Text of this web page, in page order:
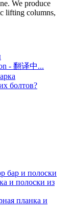
We produce
lifting columns,
- 翻译中...
болтов?
бар и полоски
и полоски из
планка и